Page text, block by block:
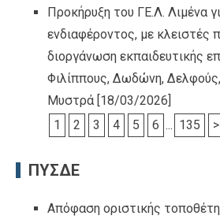
Προκήρυξη του ΓΕ.Λ. Λιμένα
ενδιαφέροντος, με κλειστές
διοργάνωση εκπαιδευτικής
Φιλίππους, Δωδώνη,
Μυστρά [18/03/2026]
1
2 3 4 5 6 ... 135
ΠΥΣΔΕ
Απόφαση οριστικής